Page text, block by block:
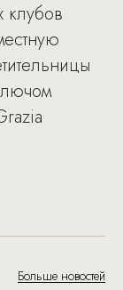
клубов
Больше новостей